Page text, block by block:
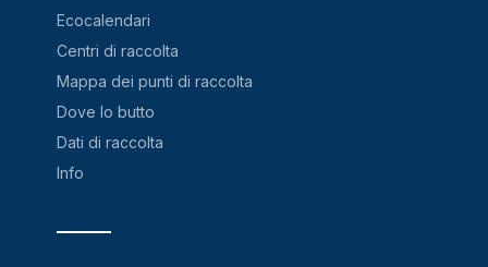
Ecocalendari
Centri di raccolta
Mappa dei punti di raccolta
Dove lo butto
Dati di raccolta
Info